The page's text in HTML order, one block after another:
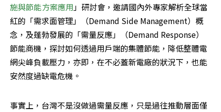
施與節能方案應用 」研討會，邀請國內外專家解析全球當
紅的「需求面管理」（Demand Side Management）概
念，及蓬勃發展的「需量反應」（Demand Response）
節能商機，探討如何透過用戶端的集體節能，降低整體電
網尖峰負載壓力，亦即，在不必蓋新電廠的狀況下，也能
安然度過缺電危機。
事實上，台灣不是沒做過需量反應，只是過往推動層面僅